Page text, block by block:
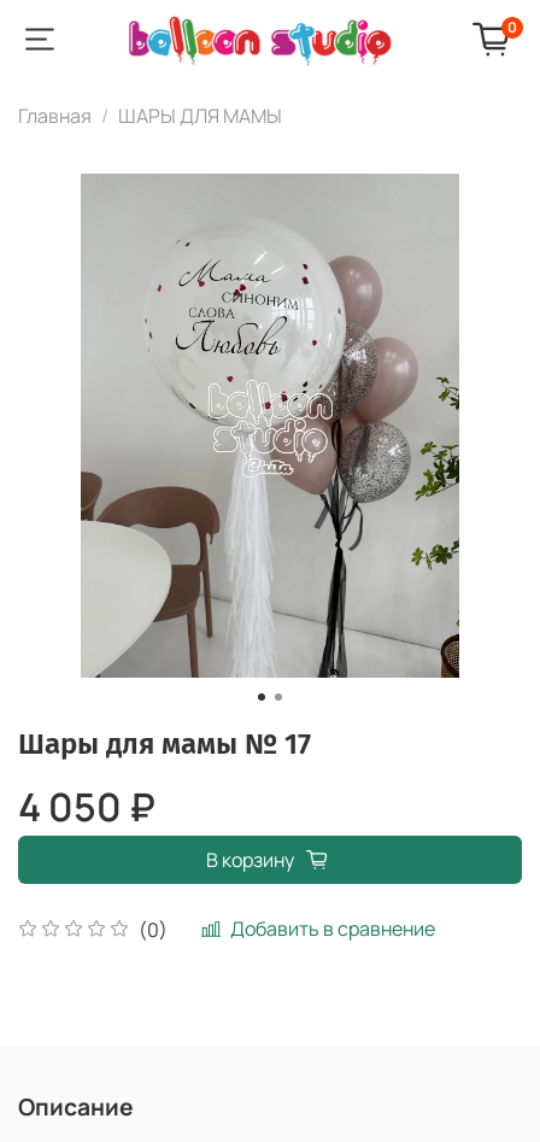
0
Главная ШАРЫ ДЛЯ МАМЫ
Шары для мамы № 17
(0) Добавить в сравнение
4 050 ₽
В корзину
Описание